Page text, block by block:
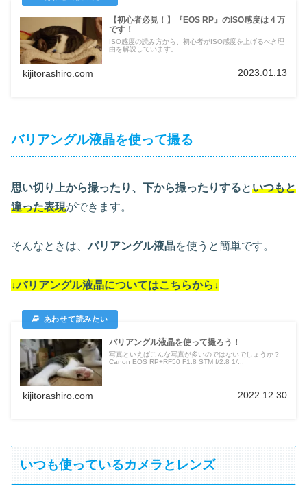
【初心者必見！】『EOS RP』のISO感度は４万
です！
ISO感度の読み方から、初心者がISO感度を上げるべき理
由を解説しています。
kijitorashiro.com 2023.01.13
バリアングル液晶を使って撮る
思い切り上から撮ったり、下から撮ったりするといつもと
違った表現ができます。
そんなときは、バリアングル液晶を使うと簡単です。
↓バリアングル液晶についてはこちらから↓
バリアングル液晶を使って撮ろう！
写真といえばこんな写真が多いのではないでしょうか？
Canon EOS RP+RF50 F1.8 STM f/2.8 1/...
kijitorashiro.com 2022.12.30
いつも使っているカメラとレンズ